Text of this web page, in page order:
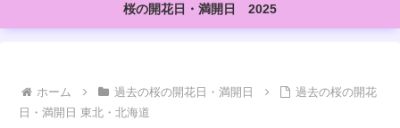
桜の開花日・満開日 2025
ホーム 過去の桜の開花日・満開日
過去の桜の開花
日・満開日 東北・北海道